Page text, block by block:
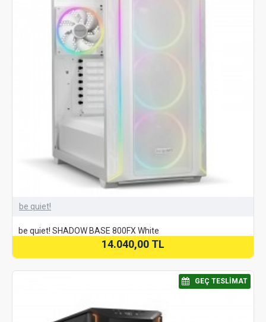
be quiet!
be quiet! SHADOW BASE 800FX White
14.040,00 TL
⠀GEÇ TESLIMAT